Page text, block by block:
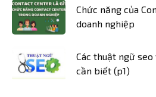
Chức năng của
doanh nghiệp
Các thuật ngữ
cần biết (p1)